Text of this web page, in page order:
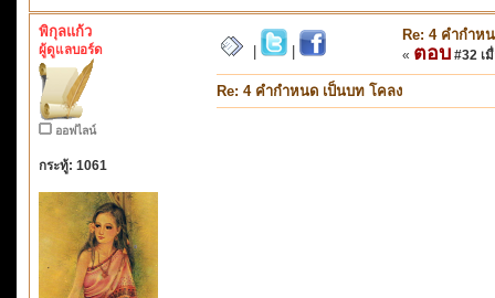
พิกุลแก้ว
ผู้ดูแลบอร์ด
ออฟไลน์
กระทู้: 1061
Re: 4 คำกำห
« ตอบ #32 เ
Re: 4 คำกำหนด เป็นบท โคลง